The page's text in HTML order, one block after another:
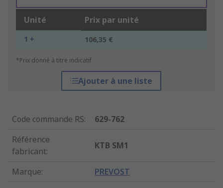
Unité Prix par unité
1 + 106,35 €
*Prix donné à titre indicatif
Ajouter à une liste
Code commande RS:
629-762
Référence
fabricant:
KTB SM1
Marque: PREVOST